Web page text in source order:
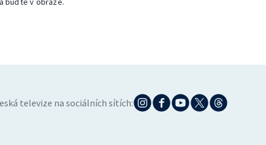
televize na sociálních sítích: